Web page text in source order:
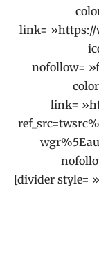
link= »https://
nofollow=
link=
[divider style=